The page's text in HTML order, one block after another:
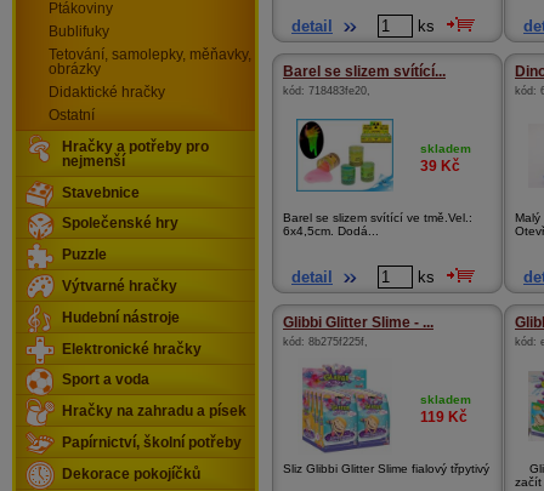
detail ks
Barel se slizem svítící...
kód: 718483fe20,
skladem
39 Kč
Barel se slizem svítící ve tmě.Vel.:
6x4,5cm. Dodá...
detail ks
kód:
Glibbi Glitter Slime - ...
kód: 8b275f225f,
skladem
119 Kč
Sliz Glibbi Glitter Slime fialový třpytivý
kód:
začít
Ptákoviny
Bublifuky
Tetování, samolepky, měňavky,
obrázky
Didaktické hračky
Ostatní
Hračky a potřeby pro
nejmenší
Stavebnice
Společenské hry
Puzzle
Výtvarné hračky
Hudební nástroje
Elektronické hračky
Sport a voda
Hračky na zahradu a písek
Papírnictví, školní potřeby
Dekorace pokojíčků